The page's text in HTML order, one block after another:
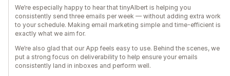
We’re especially happy to hear that tinyAlbert is helping you
consistently send three emails per week — without adding extra work
to your schedule. Making email marketing simple and time-efficient is
exactly what we aim for.
We’re also glad that our App feels easy to use. Behind the scenes, we
put a strong focus on deliverability to help ensure your emails
consistently land in inboxes and perform well.